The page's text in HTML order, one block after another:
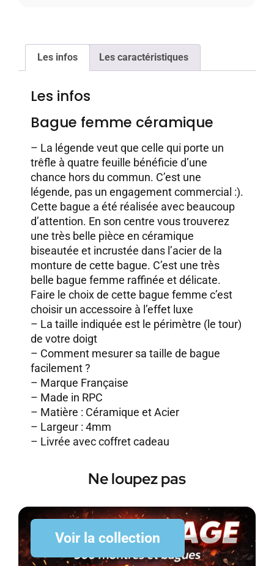
Les infos Les caractéristiques
Les infos
Bague femme céramique
– La légende veut que celle qui porte un
trêfle à quatre feuille bénéficie d’une
chance hors du commun. C’est une
légende, pas un engagement commercial :).
Cette bague a été réalisée avec beaucoup
d’attention. En son centre vous trouverez
une très belle pièce en céramique
biseautée et incrustée dans l’acier de la
monture de cette bague. C’est une très
belle bague femme raffinée et délicate.
Faire le choix de cette bague femme c’est
choisir un accessoire à l’effet luxe
– La taille indiquée est le périmètre (le tour)
de votre doigt
– Comment mesurer sa taille de bague
facilement ?
– Marque Française
– Made in RPC
– Matière : Céramique et Acier
– Largeur : 4mm
– Livrée avec coffret cadeau
Ne loupez pas
Voir la collection